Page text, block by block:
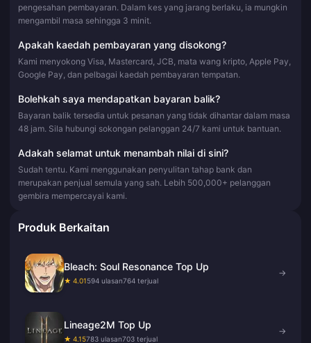
pengesahan pembayaran. Dalam kes yang jarang berlaku, ia mungkin
mengambil masa sehingga 3 minit.
Apakah kaedah pembayaran yang disokong?
Kami menyokong Visa, Mastercard, JCB, mata wang kripto, Apple Pay,
Google Pay, dan pelbagai kaedah pembayaran tempatan.
Bolehkah saya mendapatkan bayaran balik?
Bayaran balik tersedia untuk pesanan yang tidak dihantar dalam masa
48 jam. Sila hubungi sokongan pelanggan 24/7 kami untuk bantuan.
Adakah selamat untuk menambah nilai di sini?
Sudah tentu. Kami menggunakan penyulitan tahap bank dan
merupakan penjual semula yang sah. Lebih 500,000+ pelanggan
gembira mempercayai kami.
Produk Berkaitan
Bleach: Soul Resonance Top Up
★ 4.01594 ulasan764 terjual
→
Lineage2M Top Up
★ 4.15783 ulasan703 terjual
→